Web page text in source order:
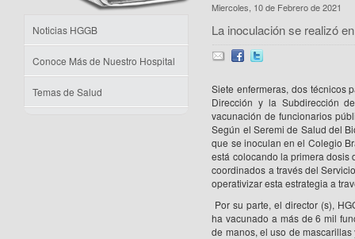
Noticias HGGB
Conoce Más de Nuestro Hospital
Temas de Salud
Miercoles, 10 de Febrero de 2021
La inoculación se realizó
Siete enfermeras, dos técnicos
Dirección y la Subdirección
vacunación de funcionarios
Según el Seremi de Salud del
que se inoculan en el Colegio
está colocando la primera dosis
coordinados a través del
operativizar esta estrategia a
Por su parte, el director (s),
ha vacunado a más de 6 mil
de manos, el uso de